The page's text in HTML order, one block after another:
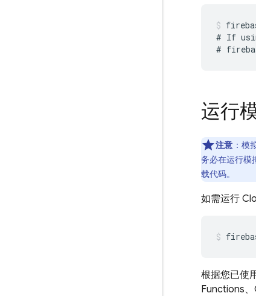
# If
运行
注意 ：模
务必在运行模
载代码。
如需运行
根据您已使
Functions